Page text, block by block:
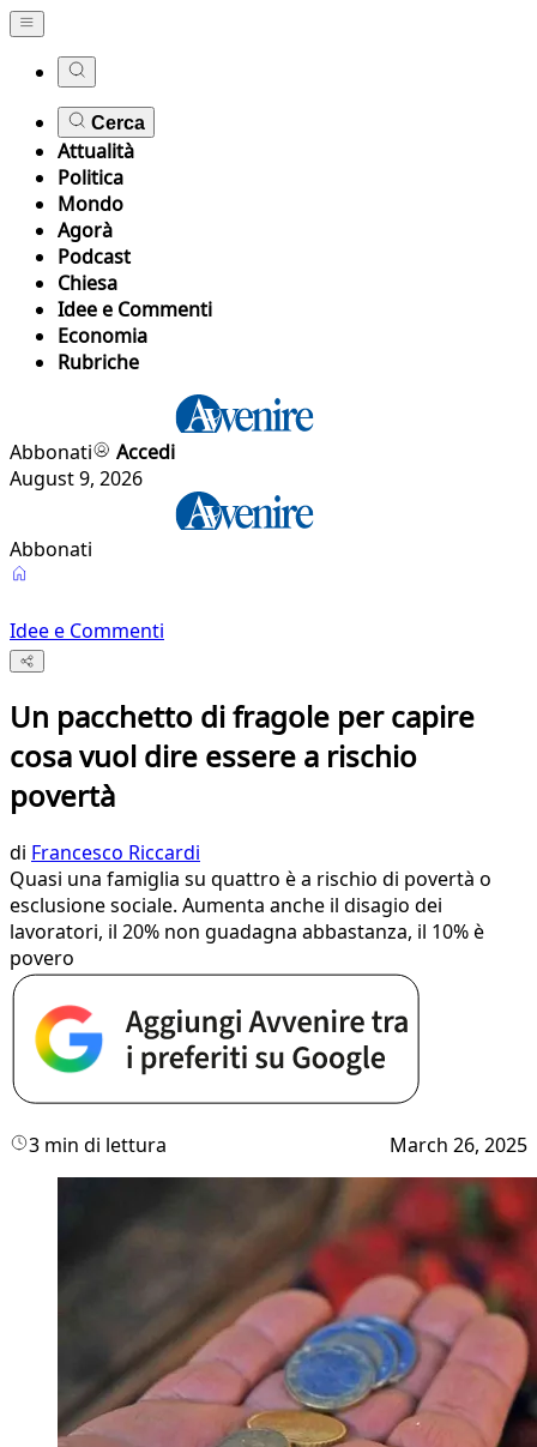
Cerca
Attualità
Politica
Mondo
Agorà
Podcast
Chiesa
Idee e Commenti
Economia
Rubriche
Abbonati
Accedi
August 9, 2026
Abbonati
Idee e Commenti
Un pacchetto di fragole per capire
cosa vuol dire essere a rischio
povertà
di Francesco Riccardi
Quasi una famiglia su quattro è a rischio di povertà o
esclusione sociale. Aumenta anche il disagio dei
lavoratori, il 20% non guadagna abbastanza, il 10% è
povero
3 min di lettura March 26, 2025